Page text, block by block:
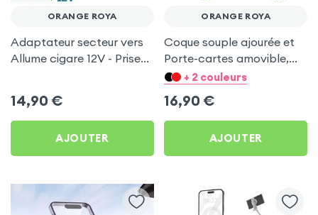
ORANGE ROYA
Adaptateur secteur vers
Allume cigare 12V - Prise
14,90 €
AJOUTER
ORANGE ROYA
Coque souple ajourée et
Porte-cartes amovible,
avec languette
Orange Roya
+ 2 couleurs
16,90 €
AJOUTER